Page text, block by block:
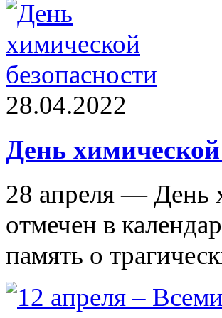
28.04.2022
День химической
28 апреля — День
отмечен в
память о